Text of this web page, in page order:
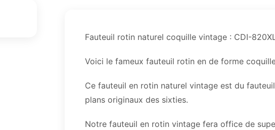
Fauteuil rotin naturel coquille vintage : CDI-
Voici le fameux fauteuil rotin en de forme
Ce fauteuil en rotin naturel vintage est du
plans originaux des sixties.
Notre fauteuil en rotin vintage fera office de